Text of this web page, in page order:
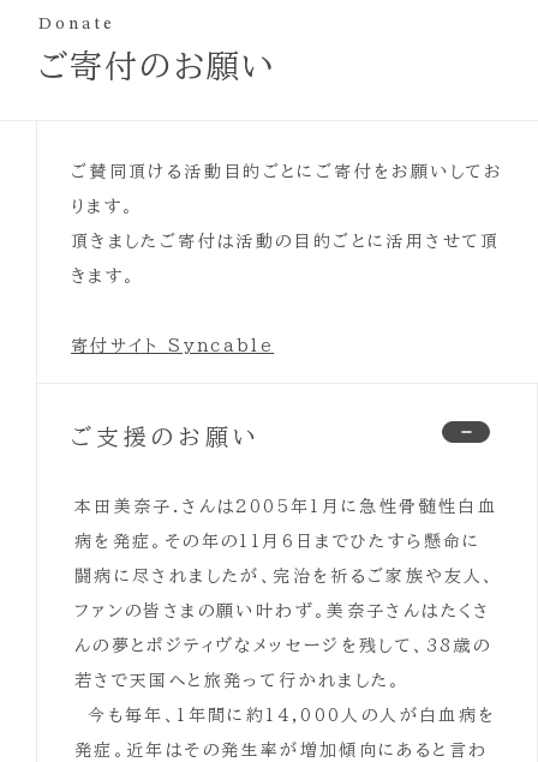
Donate
ご寄付のお願い
ご賛同頂ける活動目的ごとにご寄付をお願いしてお
ります。
頂きましたご寄付は活動の目的ごとに活用させて頂
きます。
寄付サイト Syncable
ご支援のお願い
本田美奈子.さんは2005年1月に急性骨髄性白血
病を発症。その年の11月6日までひたすら懸命に
闘病に尽されましたが、完治を祈るご家族や友人、
ファンの皆さまの願い叶わず。美奈子さんはたくさ
んの夢とポジティヴなメッセージを残して、38歳の
若さで天国へと旅発って行かれました。
今も毎年、1年間に約14,000人の人が白血病を
発症。近年はその発生率が増加傾向にあると言わ